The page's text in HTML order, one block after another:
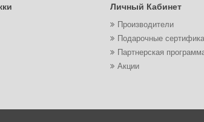
Личный Кабинет
Производители
Подарочные
Партнерская
Акции